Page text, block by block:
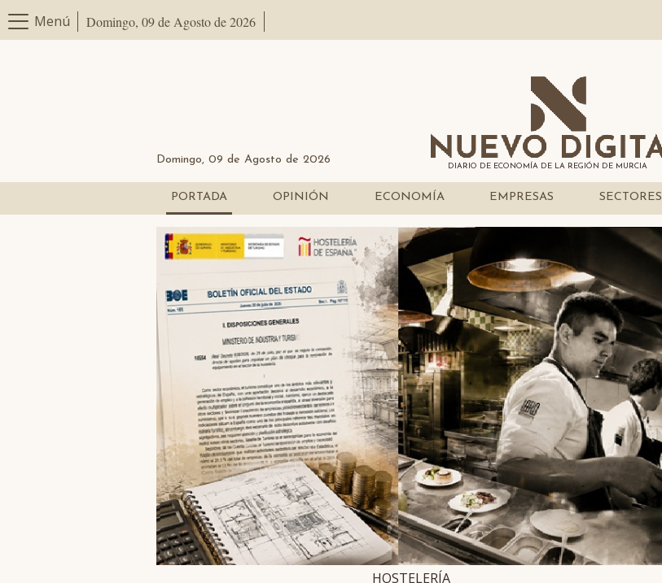
Menú Domingo, 09 de Agosto de 2026
Domingo, 09 de Agosto de 2026
DIARIO DE ECONOMÍA DE LA REGIÓN DE MURCIA
PORTADA OPINIÓN ECONOMÍA EMPRESAS SECTORES
HOSTELERÍA